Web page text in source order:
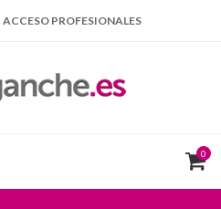
ACCESO PROFESIONALES
0